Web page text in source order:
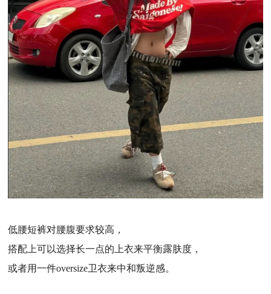
低腰短裤对腰腹要求较高，
搭配上可以选择长一点的上衣来平衡露肤度，
或者用一件oversize卫衣来中和叛逆感。